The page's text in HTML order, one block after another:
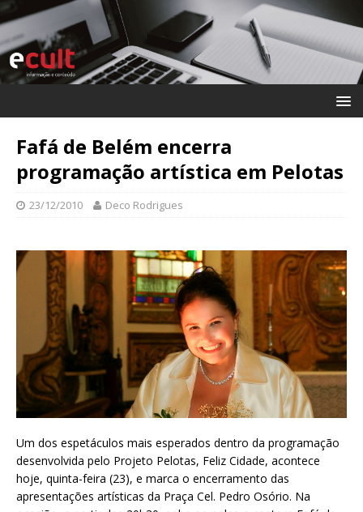
Fafá de Belém encerra
programação artística em Pelotas
23/12/2010 Deco Rodrigues
Um dos espetáculos mais esperados dentro da programação
desenvolvida pelo Projeto Pelotas, Feliz Cidade, acontece
hoje, quinta-feira (23), e marca o encerramento das
apresentações artísticas da Praça Cel. Pedro Osório. Na